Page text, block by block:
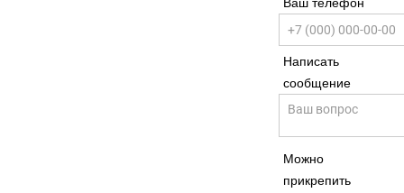
Написать
сообщение
Можно
прикрепить